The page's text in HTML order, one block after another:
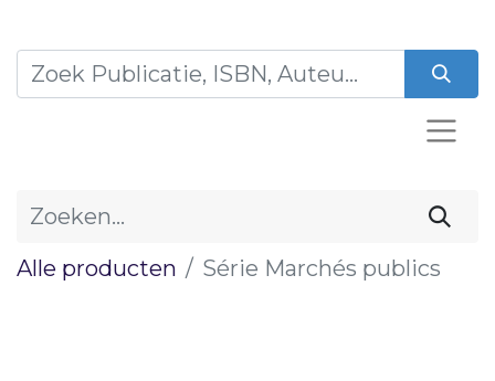
Alle producten Série Marchés publics